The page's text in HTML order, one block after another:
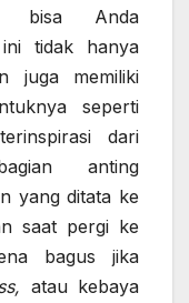
bisa Anda
tidak hanya
juga memiliki
seperti
dari
anting
yang ditata ke
saat pergi ke
bagus jika
atau kebaya